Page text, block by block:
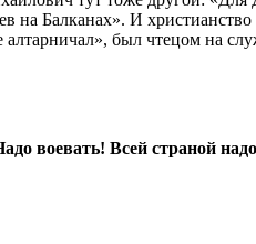
Балканах». И христианство
алтарничал», был чтецом на
воевать! Всей страной